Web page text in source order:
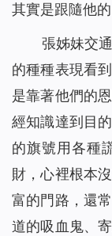
其實是跟隨他的
張姊妹交
的種種表現看
是靠著他們的
經知識達到目
的旗號用各種
財，心裡根本
富的門路，還
道的吸血鬼、